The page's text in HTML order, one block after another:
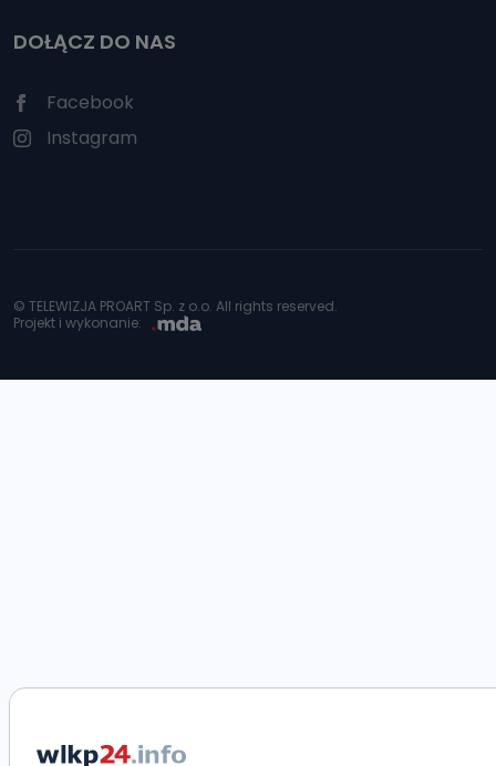
DOŁĄCZ DO NAS
Facebook
Instagram
© TELEWIZJA PROART Sp. z o.o. All rights reserved.
Projekt i wykonanie: